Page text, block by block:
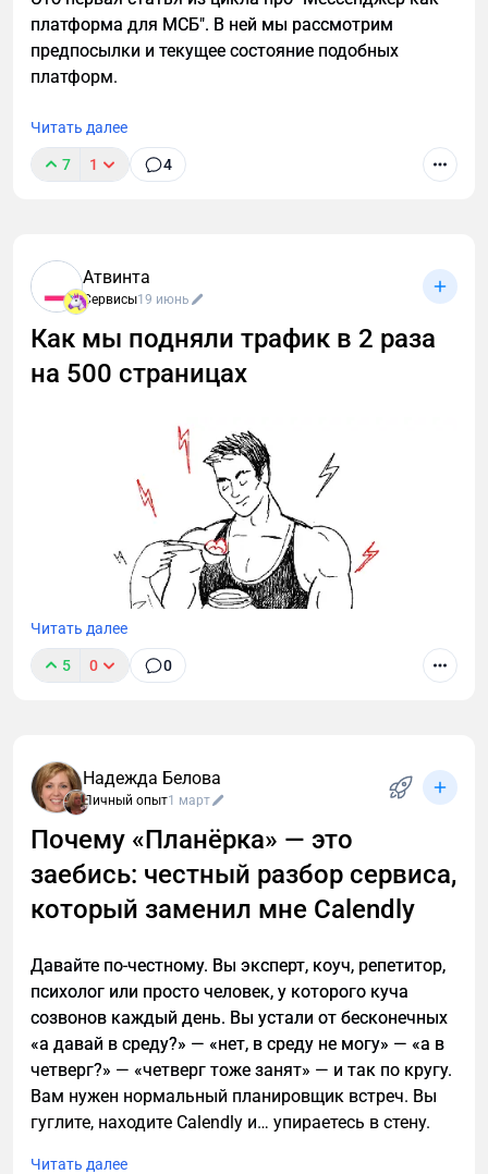
платформа для МСБ". В ней мы рассмотрим
предпосылки и текущее состояние подобных
платформ.
Читать далее
7 1 4
Атвинта
Сервисы19 июнь
Как мы подняли трафик в 2 раза
на 500 страницах
Читать далее
5 0 0
Надежда Белова
Личный опыт1 март
Почему «Планёрка» — это
заебись: честный разбор сервиса,
который заменил мне Calendly
Давайте по-честному. Вы эксперт, коуч, репетитор,
психолог или просто человек, у которого куча
созвонов каждый день. Вы устали от бесконечных
«а давай в среду?» — «нет, в среду не могу» — «а в
четверг?» — «четверг тоже занят» — и так по кругу.
Вам нужен нормальный планировщик встреч. Вы
гуглите, находите Calendly и… упираетесь в стену.
Читать далее